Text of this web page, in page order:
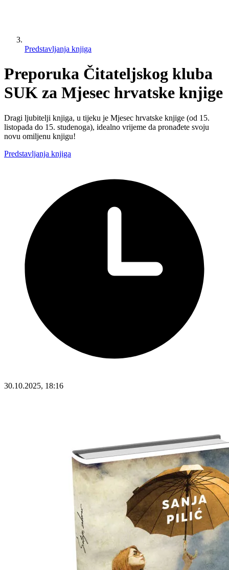
Predstavljanja knjiga
Preporuka Čitateljskog kluba
SUK za Mjesec hrvatske knjige
Dragi ljubitelji knjiga, u tijeku je Mjesec hrvatske knjige (od 15.
listopada do 15. studenoga), idealno vrijeme da pronađete svoju
novu omiljenu knjigu!
Predstavljanja knjiga
30.10.2025, 18:16